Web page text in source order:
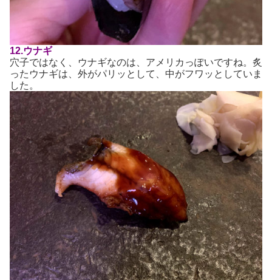
12.ウナギ
穴子ではなく、ウナギなのは、アメリカっぽいですね。炙
ったウナギは、外がパリッとして、中がフワッとしていま
した。